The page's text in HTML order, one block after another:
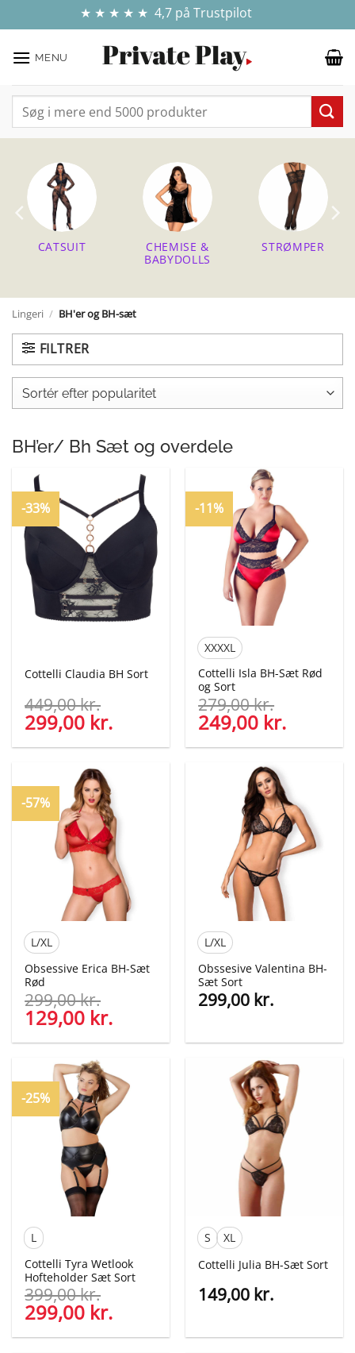
til
indhold
💰 GRATIS FRAGT VED KØB FOR OVER 499 KR.
🍆 100% DISKRETION & SIKKER HANDEL
★ ★ ★ ★ ★ 4,7 på Trustpilot
✓ E-MÆRKET WEBSHOP - DIN ONLINE TRYGHED
MENU
Søg
efter:
CATSUIT
CHEMISE &
BABYDOLLS
STRØMPER
Lingeri / BH'er og BH-sæt
FILTRER
BH’er/ Bh Sæt og overdele
-33%
Cottelli Claudia BH Sort
449,00kr.
Den
oprindelige
pris
449,00 kr..
299,00 kr.
aktuelle
pris
-11%
XXXXL
Cottelli Isla BH-Sæt Rød
og Sort
279,00kr.
Den
oprindelige
pris
279,00 kr..
249,00 kr.
aktuelle
pris
249,00
-57%
L/XL
Obsessive Erica BH-Sæt
Rød
299,00kr.
Den
oprindelige
pris
var:
299,00 kr..
129,00 kr.
aktuelle
pris
129,00 kr..
L/XL
Obssesive Valentina BH-
Sæt Sort
299,00 kr.
-25%
L
Cottelli Tyra Wetlook
Hofteholder Sæt Sort
399,00kr.
Den
oprindelige
pris
299,00 kr.
pris
S
XL
Cottelli Julia BH-Sæt Sort
149,00 kr.